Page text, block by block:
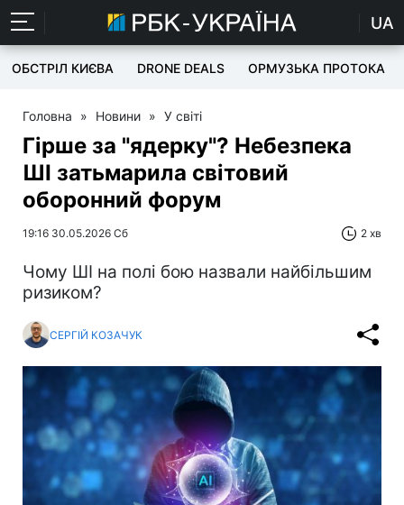
UA
ОБСТРІЛ КИЄВА DRONE DEALS ОРМУЗЬКА ПРОТОКА
Головна » Новини » У світі
Гірше за "ядерку"? Небезпека
ШІ затьмарила світовий
оборонний форум
19:16 30.05.2026 Сб 2 хв
Чому ШІ на полі бою назвали найбільшим
ризиком?
СЕРГІЙ КОЗАЧУК